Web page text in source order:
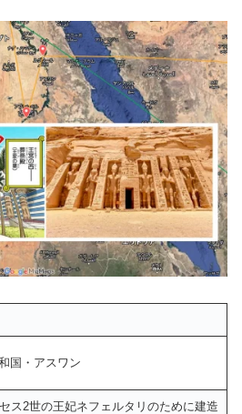
国・アスワン
ス2世の王妃ネフェルタリのために建造